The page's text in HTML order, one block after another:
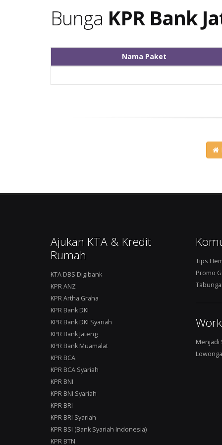
Bunga KPR Bank
Nama Paket
Ajukan KTA & Kredit
Rumah
KTA DBS Digibank
KPR ANZ
KPR Artha Graha
KPR Bank DKI
KPR Bank DKI Syariah
KPR Bank Jateng
KPR Bank Muamalat
KPR BCA
KPR BCA Syariah
KPR BNI
KPR BNI Syariah
KPR BRI
KPR BRI Syariah
KPR BSI (Bank Syariah Indonesia)
KPR BTN
Tips
Promo
Menjadi